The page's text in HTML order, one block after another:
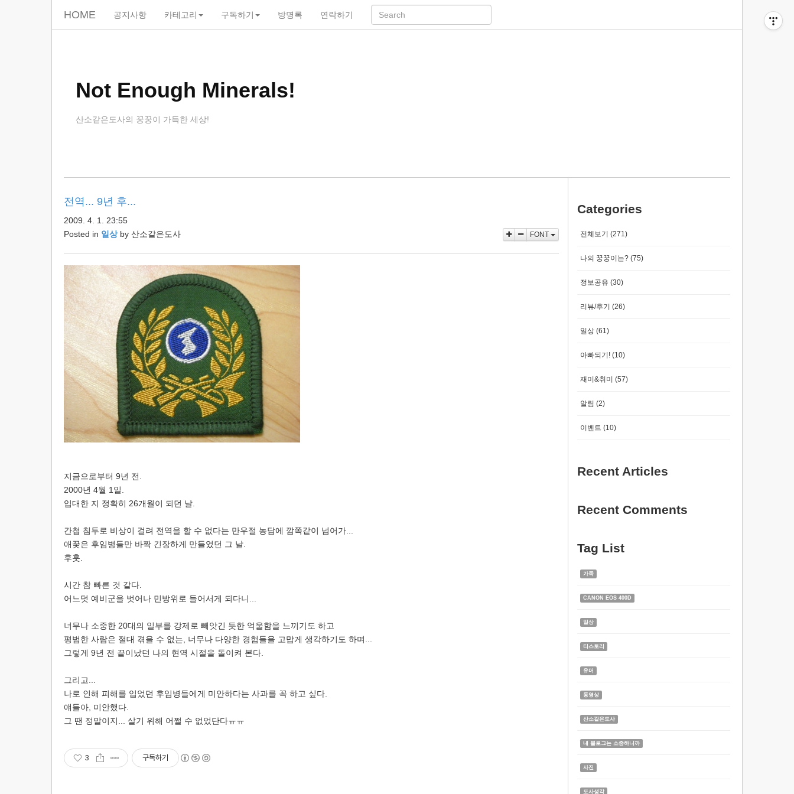
HOME 공지사항 카테고리 구독하기 방명록 연락하기
Not Enough Minerals!
산소같은도사의 꿍꿍이 가득한 세상!
전역... 9년 후...
2009. 4. 1. 23:55
Posted in 일상by 산소같은도사 FONT
지금으로부터 9년 전.
2000년 4월 1일.
입대한 지 정확히 26개월이 되던 날.
간첩 침투로 비상이 걸려 전역을 할 수 없다는 만우절 농담에 깜쪽같이 넘어가...
애꿎은 후임병들만 바짝 긴장하게 만들었던 그 날.
후훗.
시간 참 빠른 것 같다.
어느덧 예비군을 벗어나 민방위로 들어서게 되다니...
너무나 소중한 20대의 일부를 강제로 빼앗긴 듯한 억울함을 느끼기도 하고
평범한 사람은 절대 겪을 수 없는, 너무나 다양한 경험들을 고맙게 생각하기도 하며...
그렇게 9년 전 끝이났던 나의 현역 시절을 돌이켜 본다.
그리고...
나로 인해 피해를 입었던 후임병들에게 미안하다는 사과를 꼭 하고 싶다.
얘들아, 미안했다.
그 땐 정말이지... 살기 위해 어쩔 수 없었단다ㅠㅠ
3 구독하기
Categories
전체보기 (271)
나의 꿍꿍이는? (75)
정보공유 (30)
리뷰/후기 (26)
일상 (61)
아빠되기! (10)
재미&취미 (57)
알림 (2)
이벤트 (10)
Recent Articles
Recent Comments
Tag List
가족
CANON EOS 400D
일상
티스토리
유머
동영상
산소같은도사
내 블로그는 소중하니까
사진
도사생각
티스토리툴바